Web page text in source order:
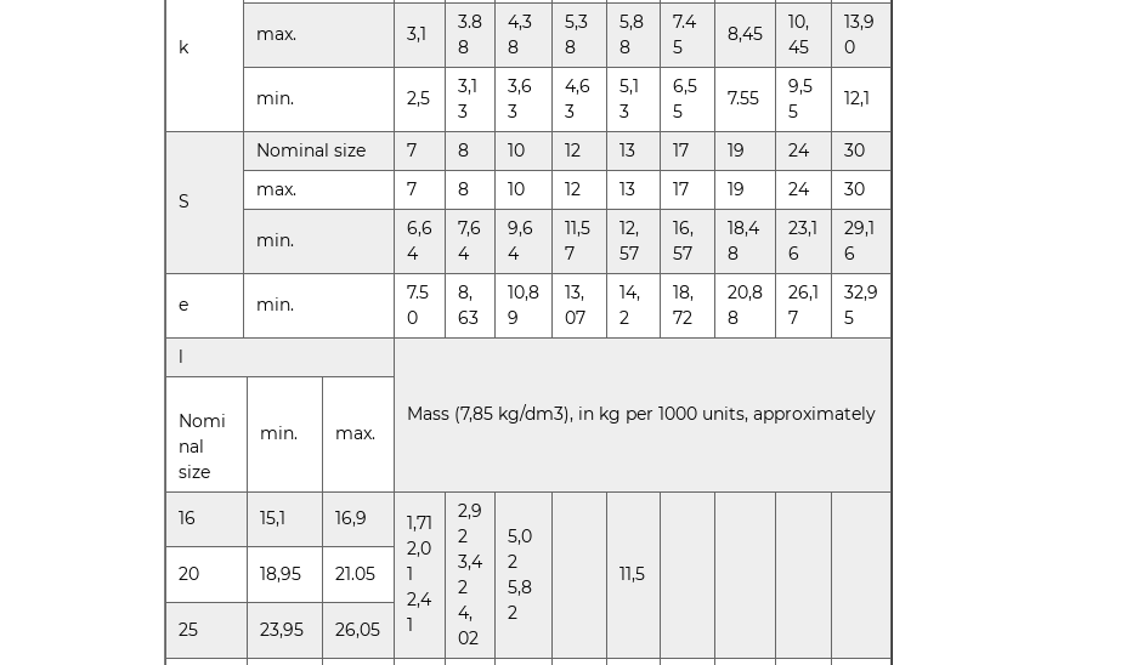
k
max. 3,1
3.8
8
4,3
8
5,3
8
5,8
8
7.4
5
8,45
10,
45
13,9
0
min. 2,5
3,1
3
3,6
3
4,6
3
5,1
3
6,5
5
7.55
9,5
5
12,1
S
Nominal size 7 8 10 12 13 17 19 24
30
max.
7 8 10 12 13 17 19 24 30
min.
6,6
4
7,6
4
9,6
4
11,5
7
12,
57
16,
57
18,4
8
23,1
6
29,1
6
e min.
7.5
0
8,
63
10,8
9
13,
07
14,
2
18,
72
20,8
8
26,1
7
32,9
5
Mass (7,85 kg/dm3), in kg per 1000 units, approximately
Nomi
nal
size
min. max.
16 15,1 16,9
1,71
2,0
1
2,4
1
2,9
2
3,4
2
4,
02
5,0
2
5,8
2
11,5
20 18,95 21.05
25 23,95 26,05